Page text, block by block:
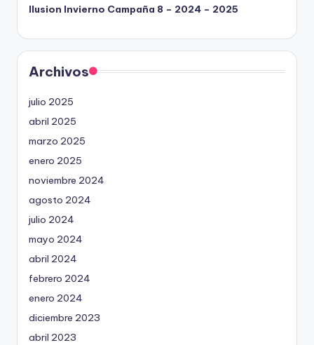
Ilusion Invierno Campaña 8 – 2024 – 2025
Archivos
julio 2025
abril 2025
marzo 2025
enero 2025
noviembre 2024
agosto 2024
julio 2024
mayo 2024
abril 2024
febrero 2024
enero 2024
diciembre 2023
abril 2023